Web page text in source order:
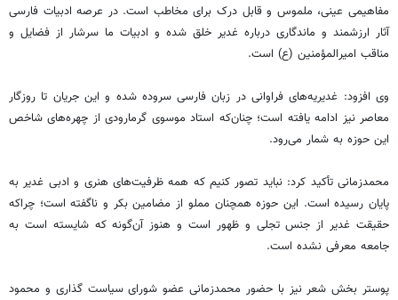
مفاهیمی عینی، ملموس و قابل درک برای مخاطب است. در عرصه ادبیات فارسی
آثار ارزشمند و ماندگاری درباره غدیر خلق شده و ادبیات ما سرشار از فضایل و
مناقب امیرالمؤمنین (ع) است.
وی افزود: غدیریه‌های فراوانی در زبان فارسی سروده شده و این جریان تا روزگار
معاصر نیز ادامه یافته است؛ چنان‌که استاد موسوی گرمارودی از چهره‌های شاخص
این حوزه به شمار می‌رود.
محمدزمانی تأکید کرد: نباید تصور کنیم که همه ظرفیت‌های هنری و ادبی غدیر به
پایان رسیده است. این حوزه همچنان مملو از مضامین بکر و ناگفته است؛ چراکه
حقیقت غدیر از جنس تجلی و ظهور است و هنوز آن‌گونه که شایسته است به
جامعه معرفی نشده است.
پوستر بخش شعر نیز با حضور محمدزمانی عضو شورای سیاست گذاری و محمود